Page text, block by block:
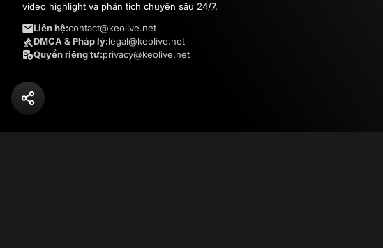
video highlight và phân tích chuyên sâu 24/7.
Liên hệ:contact@keolive.net
DMCA & Pháp lý:legal@keolive.net
Quyền riêng tư:privacy@keolive.net